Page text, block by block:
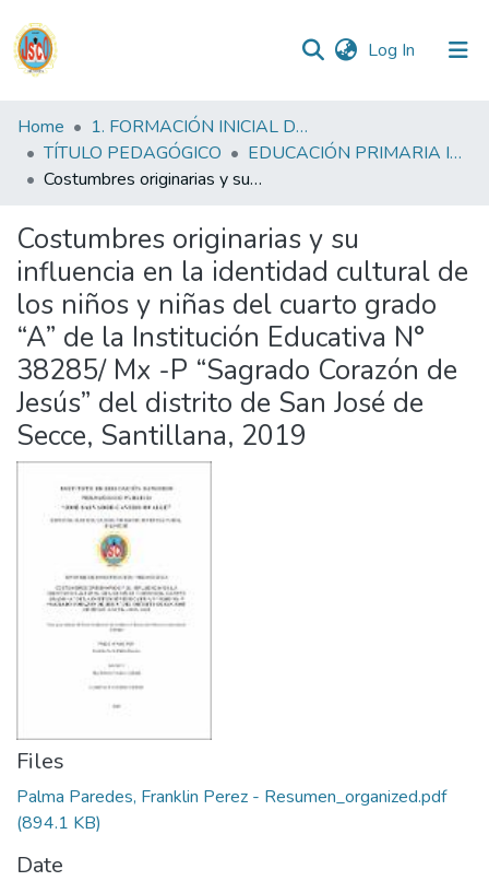
Log In (current)
Communities
&
Collections
Statistics
Reglamento
Formatos
Manuales
Home
1. FORMACIÓN INICIAL DOCENTE
TÍTULO PEDAGÓGICO
EDUCACIÓN PRIMARIA INTERCULTURAL BILINGUE FID
Costumbres originarias y su influencia en la identidad cultural de los niños y niñas del cuarto grado “A” de la Institución Educativa N° 38285/ Mx -P “Sagrado Corazón de Jesús” del distrito de San José de Secce, Santillana, 2019
Costumbres originarias y su
influencia en la identidad cultural de
los niños y niñas del cuarto grado
“A” de la Institución Educativa N°
38285/ Mx -P “Sagrado Corazón de
Jesús” del distrito de San José de
Secce, Santillana, 2019
Files
Palma Paredes, Franklin Perez - Resumen_organized.pdf
(894.1 KB)
Date